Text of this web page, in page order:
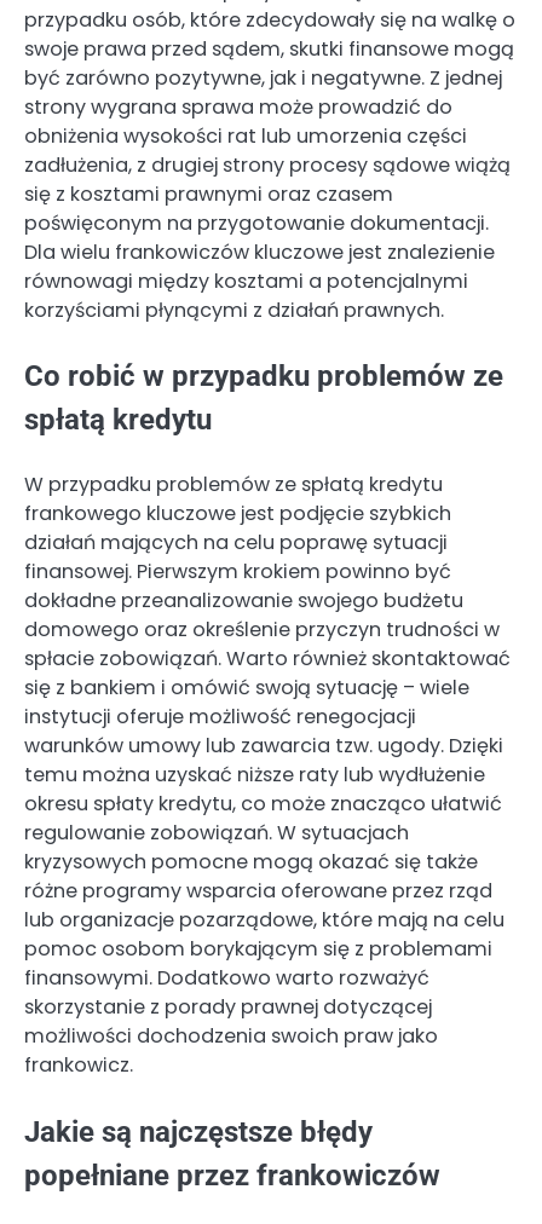
przypadku osób, które zdecydowały się na walkę o
swoje prawa przed sądem, skutki finansowe mogą
być zarówno pozytywne, jak i negatywne. Z jednej
strony wygrana sprawa może prowadzić do
obniżenia wysokości rat lub umorzenia części
zadłużenia, z drugiej strony procesy sądowe wiążą
się z kosztami prawnymi oraz czasem
poświęconym na przygotowanie dokumentacji.
Dla wielu frankowiczów kluczowe jest znalezienie
równowagi między kosztami a potencjalnymi
korzyściami płynącymi z działań prawnych.
Co robić w przypadku problemów ze
spłatą kredytu
W przypadku problemów ze spłatą kredytu
frankowego kluczowe jest podjęcie szybkich
działań mających na celu poprawę sytuacji
finansowej. Pierwszym krokiem powinno być
dokładne przeanalizowanie swojego budżetu
domowego oraz określenie przyczyn trudności w
spłacie zobowiązań. Warto również skontaktować
się z bankiem i omówić swoją sytuację – wiele
instytucji oferuje możliwość renegocjacji
warunków umowy lub zawarcia tzw. ugody. Dzięki
temu można uzyskać niższe raty lub wydłużenie
okresu spłaty kredytu, co może znacząco ułatwić
regulowanie zobowiązań. W sytuacjach
kryzysowych pomocne mogą okazać się także
różne programy wsparcia oferowane przez rząd
lub organizacje pozarządowe, które mają na celu
pomoc osobom borykającym się z problemami
finansowymi. Dodatkowo warto rozważyć
skorzystanie z porady prawnej dotyczącej
możliwości dochodzenia swoich praw jako
frankowicz.
Jakie są najczęstsze błędy
popełniane przez frankowiczów